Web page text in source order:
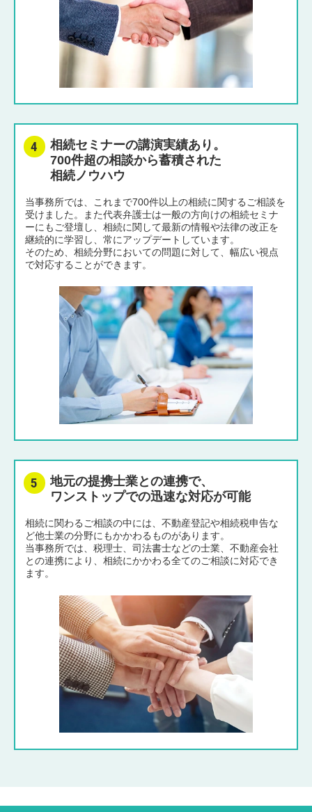
相続セミナーの講演実績あり。
700件超の相談から蓄積された
相続ノウハウ
当事務所では、これまで700件以上の相続に関するご相談を
受けました。また代表弁護士は一般の方向けの相続セミナ
ーにもご登壇し、相続に関して最新の情報や法律の改正を
継続的に学習し、常にアップデートしています。
そのため、相続分野においての問題に対して、幅広い視点
で対応することができます。
地元の提携士業との連携で、
ワンストップでの迅速な対応が可能
相続に関わるご相談の中には、不動産登記や相続税申告な
ど他士業の分野にもかかわるものがあります。
当事務所では、税理士、司法書士などの士業、不動産会社
との連携により、相続にかかわる全てのご相談に対応でき
ます。